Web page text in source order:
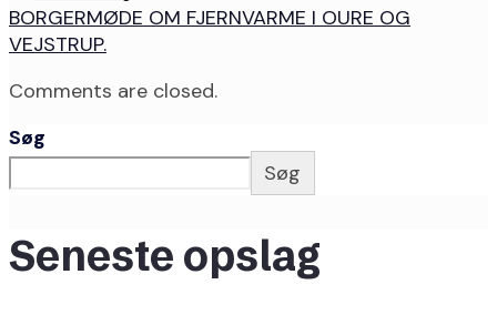
BORGERMØDE OM FJERNVARME I OURE OG
VEJSTRUP.
Comments are closed.
Søg
Søg
Seneste opslag